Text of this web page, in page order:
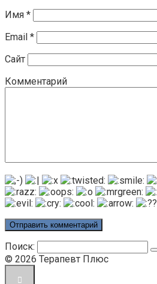
Имя *
Email *
Сайт
Комментарий
Поиск:
© 2026 Терапевт Плюс